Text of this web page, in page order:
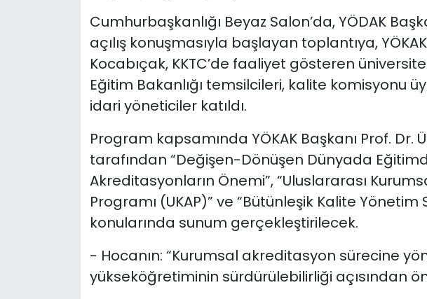
Cumhurbaşkanlığı Beyaz Salon’da, YÖDAK
açılış konuşmasıyla başlayan toplantıya,
Kocabıçak, KKTC’de faaliyet gösteren
Eğitim Bakanlığı temsilcileri, kalite komisyonu
idari yöneticiler katıldı.
Program kapsamında YÖKAK Başkanı Prof. Dr.
tarafından “Değişen-Dönüşen Dünyada
Akreditasyonların Önemi”, “Uluslararası
Programı (UKAP)” ve “Bütünleşik Kalite Yönetim
konularında sunum gerçekleştirilecek.
- Hocanın: “Kurumsal akreditasyon sürecine
yükseköğretiminin sürdürülebilirliği açısından
Yazarlar